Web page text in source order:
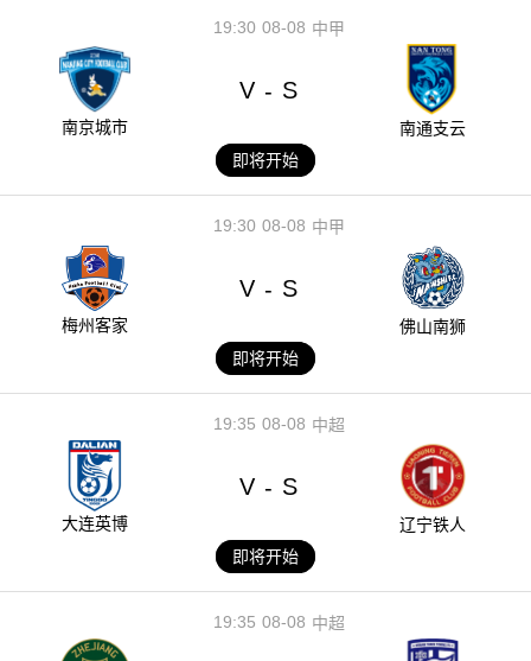
08-08
19:30 中甲
南京城市
V - S
南通支云
即将开始
08-08
19:30 中甲
梅州客家
V - S
佛山南狮
即将开始
08-08
19:35 中超
大连英博
V - S
辽宁铁人
即将开始
08-08
19:35 中超